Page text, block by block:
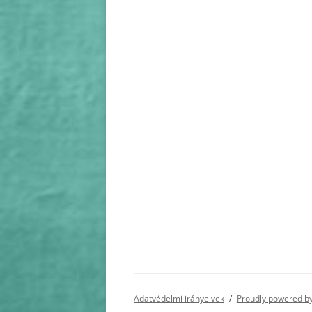
Adatvédelmi irányelvek Proudly powered